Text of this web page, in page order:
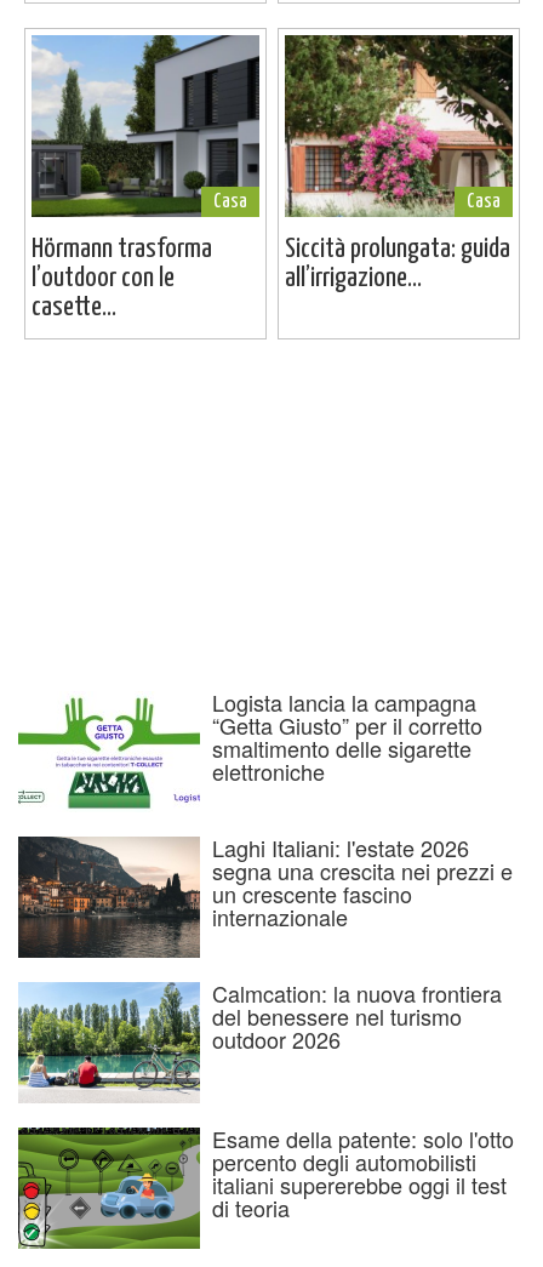
Casa
Hörmann trasforma
l’outdoor con le
casette...
Casa
Siccità prolungata: guida
all’irrigazione...
Logista lancia la campagna
“Getta Giusto” per il corretto
smaltimento delle sigarette
elettroniche
Laghi Italiani: l'estate 2026
segna una crescita nei prezzi e
un crescente fascino
internazionale
Calmcation: la nuova frontiera
del benessere nel turismo
outdoor 2026
Esame della patente: solo l'otto
percento degli automobilisti
italiani supererebbe oggi il test
di teoria